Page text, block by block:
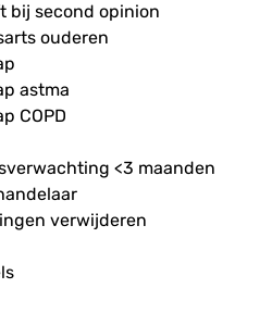
bij second opinion
ouderen
astma
COPD
<3 maanden
verwijderen